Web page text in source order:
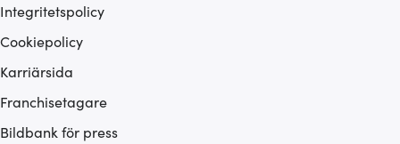
Integritetspolicy
Cookiepolicy
Karriärsida
Franchisetagare
Bildbank för press